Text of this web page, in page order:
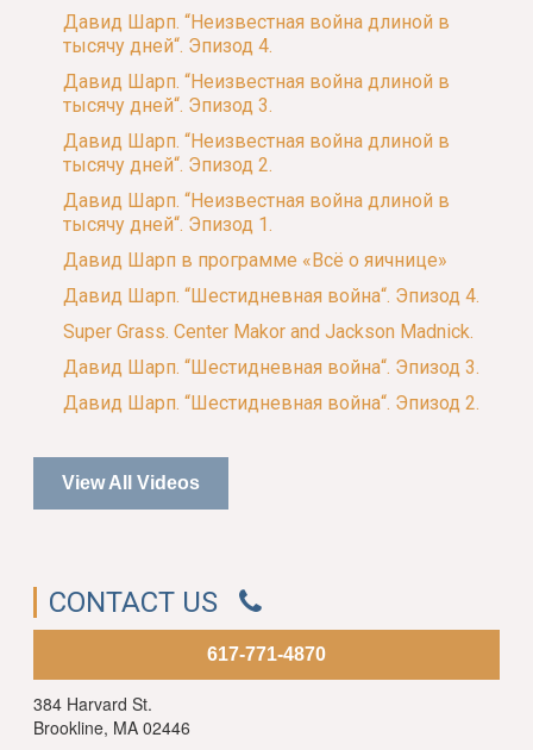
Давид Шарп. “Неизвестная война длиной в
тысячу дней“. Эпизод 4.
Давид Шарп. “Неизвестная война длиной в
тысячу дней“. Эпизод 3.
Давид Шарп. “Неизвестная война длиной в
тысячу дней“. Эпизод 2.
Давид Шарп. “Неизвестная война длиной в
тысячу дней“. Эпизод 1.
Давид Шарп в программе «Всё о яичнице»
Давид Шарп. “Шестидневная война“. Эпизод 4.
Super Grass. Center Makor and Jackson Madnick.
Давид Шарп. “Шестидневная война“. Эпизод 3.
Давид Шарп. “Шестидневная война“. Эпизод 2.
View All Videos
CONTACT US
617-771-4870
384 Harvard St.
Brookline, MA 02446